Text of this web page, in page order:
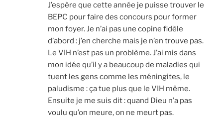
J’espère que cette année je puisse trou­ver le
BEPC pour faire des concours pour for­mer
mon foyer. Je n’ai pas une copine fidèle
d’abord : j’en cherche mais je n’en trouve pas.
Le VIH n’est pas un pro­blème. J’ai mis dans
mon idée qu’il y a beau­coup de mala­dies qui
tuent les gens comme les ménin­gites, le
palu­disme : ça tue plus que le VIH même.
Ensuite je me suis dit : quand Dieu n’a pas
vou­lu qu’on meure, on ne meurt pas.